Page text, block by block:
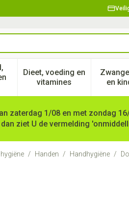
voor Schoonheid,
Dieet, voeding en
vitaminesToon submenuen
zaterdag 1/08 en met zondag
ziet U de vermelding
/ Handen / Handhygiëne /